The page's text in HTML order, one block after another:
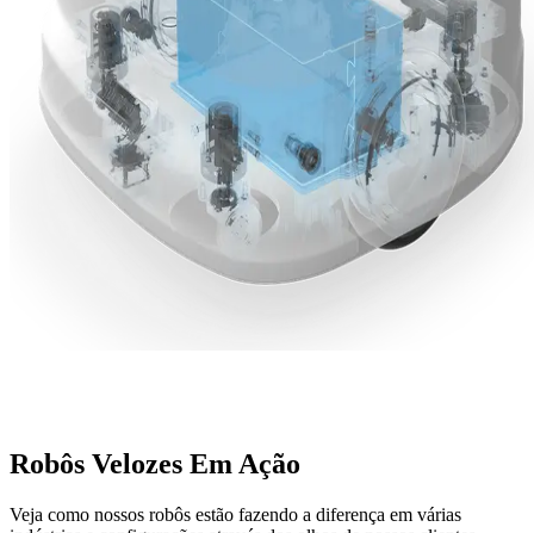
Robôs Velozes Em Ação
Veja como nossos robôs estão fazendo a diferença em várias